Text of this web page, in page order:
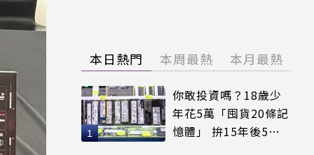
本日熱門 本周最熱 本月最熱
你敢投資嗎？18歲少
年花5萬「囤貨20條記
憶體」 拚15年後5倍